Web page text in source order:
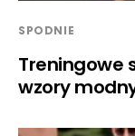
SPODNIE
Treningowe
wzory